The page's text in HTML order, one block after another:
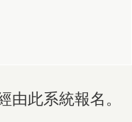
由此系統報名。